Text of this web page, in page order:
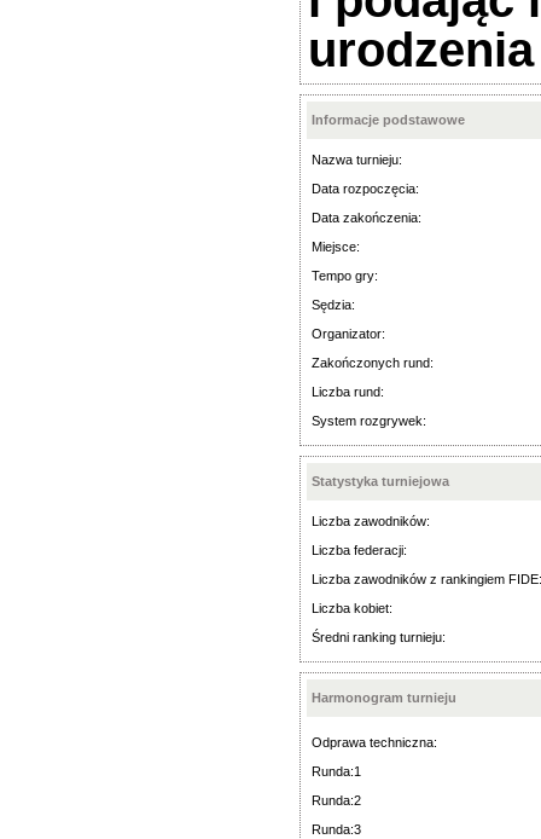
Informacje podstawowe
Nazwa turnieju:
Data rozpoczęcia:
Data zakończenia:
Miejsce:
Tempo gry:
Sędzia:
Organizator:
Zakończonych rund:
Liczba rund:
System rozgrywek:
Statystyka turniejowa
Liczba zawodników:
Liczba federacji:
Liczba zawodników z rankingiem FIDE:
Liczba kobiet:
Średni ranking turnieju:
Harmonogram turnieju
Odprawa techniczna:
Runda:1
Runda:2
Runda:3